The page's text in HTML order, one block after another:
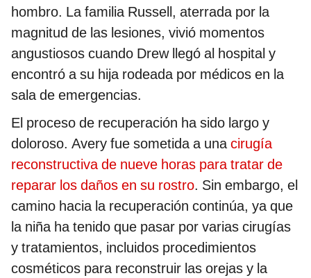
hombro. La familia Russell, aterrada por la
magnitud de las lesiones, vivió momentos
angustiosos cuando Drew llegó al hospital y
encontró a su hija rodeada por médicos en la
sala de emergencias.
El proceso de recuperación ha sido largo y
doloroso. Avery fue sometida a unacirugía
reconstructiva de nueve horas para tratar de
reparar los daños en su rostro. Sin embargo, el
camino hacia la recuperación continúa, ya que
la niña ha tenido que pasar por varias cirugías
y tratamientos, incluidos procedimientos
cosméticos para reconstruir las orejas y la